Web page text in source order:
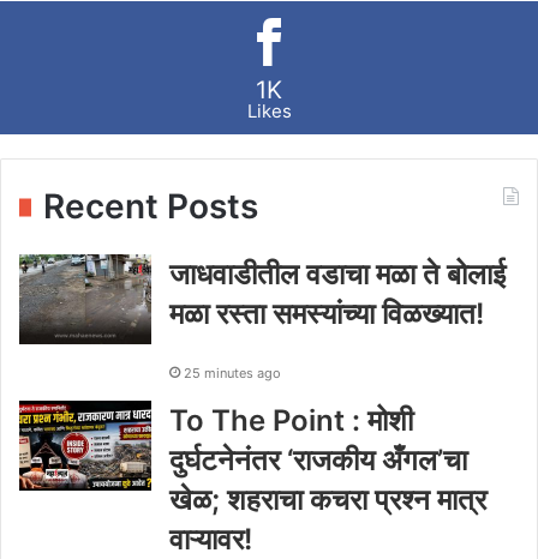
1K
Likes
Recent Posts
जाधवाडीतील वडाचा मळा ते बोलाई
मळा रस्ता समस्यांच्या विळख्यात!
25 minutes ago
To The Point : मोशी
दुर्घटनेनंतर ‘राजकीय अँगल’चा
खेळ; शहराचा कचरा प्रश्न मात्र
वाऱ्यावर!